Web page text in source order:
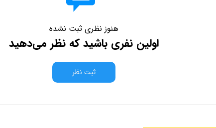
هنوز نظری ثبت نشده
اولین نفری باشید که نظر می‌دهید
ثبت نظر